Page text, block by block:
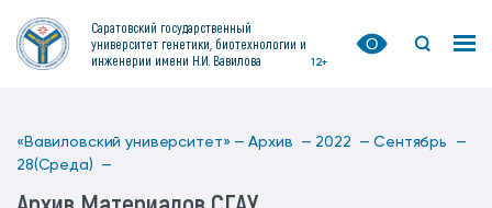
Саратовский государственный
университет генетики, биотехнологии и
инженерии имени Н.И. Вавилова
12+
«Вавиловский университет» — Архив — 2022 — Сентябрь —
28(Среда) —